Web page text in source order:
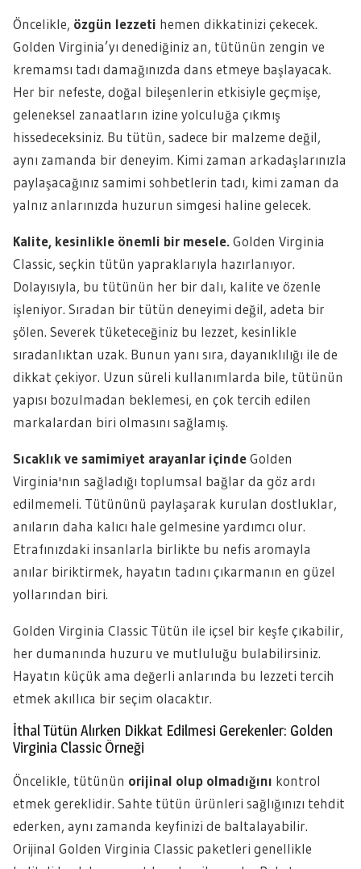
Öncelikle, özgün lezzeti hemen dikkatinizi çekecek.
Golden Virginia’yı denediğiniz an, tütünün zengin ve
kremamsı tadı damağınızda dans etmeye başlayacak.
Her bir nefeste, doğal bileşenlerin etkisiyle geçmişe,
geleneksel zanaatların izine yolculuğa çıkmış
hissedeceksiniz. Bu tütün, sadece bir malzeme değil,
aynı zamanda bir deneyim. Kimi zaman arkadaşlarınızla
paylaşacağınız samimi sohbetlerin tadı, kimi zaman da
yalnız anlarınızda huzurun simgesi haline gelecek.
Kalite, kesinlikle önemli bir mesele.Golden Virginia
Classic, seçkin tütün yapraklarıyla hazırlanıyor.
Dolayısıyla, bu tütünün her bir dalı, kalite ve özenle
işleniyor. Sıradan bir tütün deneyimi değil, adeta bir
şölen. Severek tüketeceğiniz bu lezzet, kesinlikle
sıradanlıktan uzak. Bunun yanı sıra, dayanıklılığı ile de
dikkat çekiyor. Uzun süreli kullanımlarda bile, tütünün
yapısı bozulmadan beklemesi, en çok tercih edilen
markalardan biri olmasını sağlamış.
Sıcaklık ve samimiyet arayanlar içindeGolden
Virginia'nın sağladığı toplumsal bağlar da göz ardı
edilmemeli. Tütününü paylaşarak kurulan dostluklar,
anıların daha kalıcı hale gelmesine yardımcı olur.
Etrafınızdaki insanlarla birlikte bu nefis aromayla
anılar biriktirmek, hayatın tadını çıkarmanın en güzel
yollarından biri.
Golden Virginia Classic Tütün ile içsel bir keşfe çıkabilir,
her dumanında huzuru ve mutluluğu bulabilirsiniz.
Hayatın küçük ama değerli anlarında bu lezzeti tercih
etmek akıllıca bir seçim olacaktır.
İthal Tütün Alırken Dikkat Edilmesi Gerekenler: Golden
Virginia Classic Örneği
Öncelikle, tütünün orijinal olup olmadığını kontrol
etmek gereklidir. Sahte tütün ürünleri sağlığınızı tehdit
ederken, aynı zamanda keyfinizi de baltalayabilir.
Orijinal Golden Virginia Classic paketleri genellikle